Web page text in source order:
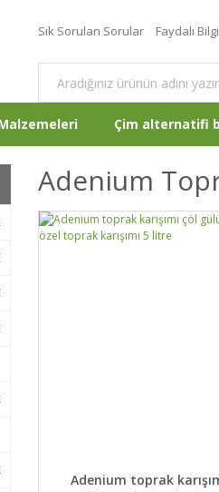
Sık Sorulan Sorular Faydalı
Çim alternatifi
Adenium
DETAYLAR
Adenium toprak